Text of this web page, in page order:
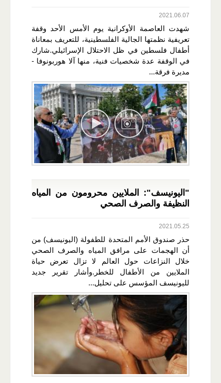
2021.06.07
شهدت العاصمة الأوكرانية يوم الأمس الأحد وقفة
تعريفية نظمتها الجالية الفلسطينية، للتعريف بمعاناة
أطفال فلسطين في ظل الاحتلال الإسرائيلي.شارك
في الوقفة عدة شخصيات فنية، منها آلا هوربونوفا -
مديرة فرقة...
"اليونيسف": الملايين محرومون من المياه
النظيفة والصرف الصحي
2021.05.25
حذر صندوق الأمم المتحدة للطفولة (اليونيسف) من
أن الهجمات على مرافق المياه والصرف الصحي
خلال النزاعات حول العالم لا تزال تعرض حياة
الملايين من الأطفال للخطر.وأشار تقرير جديد
لليونيسف المؤسس على تحليل...